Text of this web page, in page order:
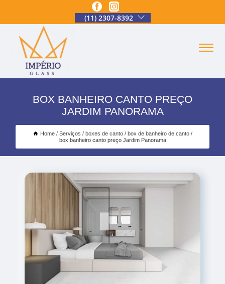
(11) 2307-8392
BOX BANHEIRO CANTO PREÇO
JARDIM PANORAMA
Home Serviços boxes de canto
box de banheiro de canto
box banheiro canto preço Jardim Panorama